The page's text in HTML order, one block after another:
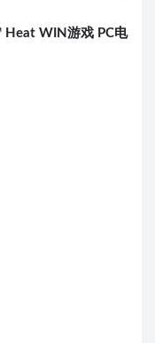
Heat WIN 游戏 PC电